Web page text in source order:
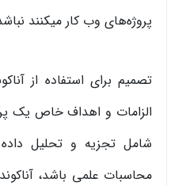
پروژه‌های وب کار میکنند
تصمیم برای استفاده از
الزامات و اهداف خاص یک
شامل تجزیه و تحلیل
محاسبات علمی باشد،